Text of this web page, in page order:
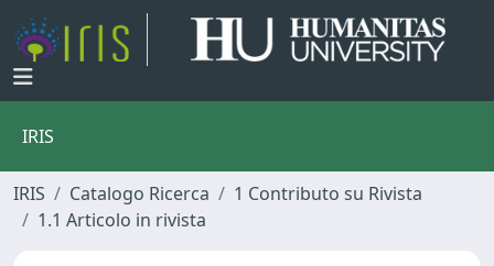
IRIS
IRIS Catalogo Ricerca
1 Contributo su Rivista
1.1 Articolo in rivista